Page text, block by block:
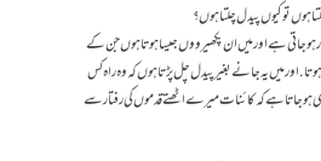
ہوں تو کیوں پیدل چلتا ہوں؟
ہے اور میں ان پکھیرووں جیسا ہوتا ہوں جن کے
اور میں یہ جانے بغیر پیدل چل پڑتا ہوں کہ وہ راہ کس
ہو جاتا ہے کہ کائنات میرے اٹھتے قدموں کی رفتار سے